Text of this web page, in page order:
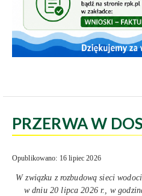
PRZERWA W
Opublikowano: 16 lipiec 2026
W związku z rozbudową sieci
w dniu 20 lipca 2026 r., w